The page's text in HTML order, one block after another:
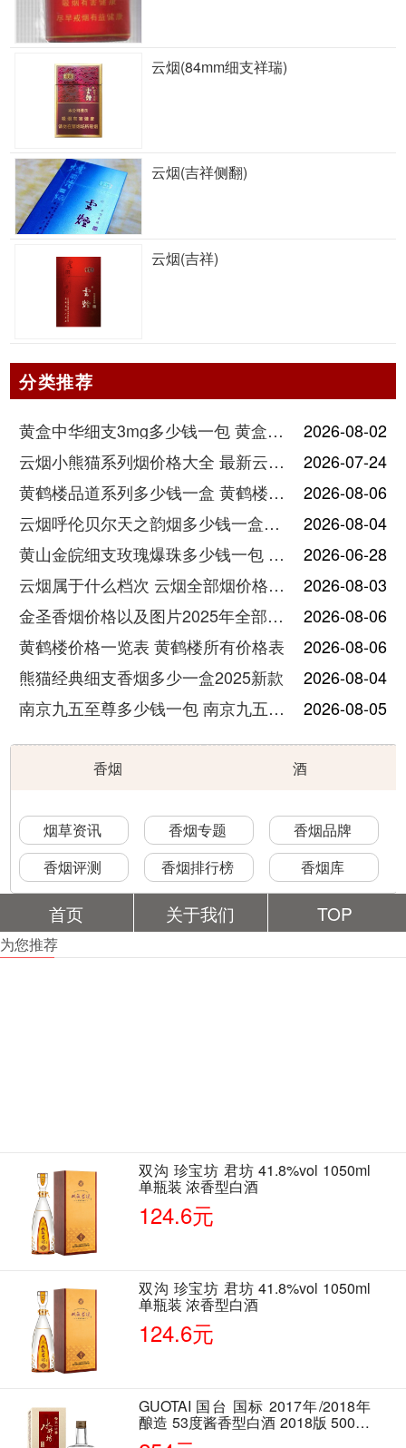
云烟(84mm细支祥瑞)
云烟(吉祥侧翻)
云烟(吉祥)
分类推荐
黄盒中华细支3mg多少钱一包 黄盒中华细支3mg香烟价格查询
2026-08-02
云烟小熊猫系列烟价格大全 最新云烟小熊猫图片报价
2026-07-24
黄鹤楼品道系列多少钱一盒 黄鹤楼品道系列香烟价格表图片
2026-08-06
云烟呼伦贝尔天之韵烟多少钱一盒中支价格
2026-08-04
黄山金皖细支玫瑰爆珠多少钱一包 黄山金皖细支玫瑰爆珠2025最新价格
2026-06-28
云烟属于什么档次 云烟全部烟价格表大全
2026-08-03
金圣香烟价格以及图片2025年全部价格
2026-08-06
黄鹤楼价格一览表 黄鹤楼所有价格表
2026-08-06
熊猫经典细支香烟多少一盒2025新款
2026-08-04
南京九五至尊多少钱一包 南京九五至尊价格及图片
2026-08-05
香烟 酒
烟草资讯 香烟专题
香烟品牌
香烟评测
香烟排行榜 香烟库
首页 关于我们 TOP
为您推荐
双沟 珍宝坊 君坊 41.8%vol 1050ml
单瓶装 浓香型白酒
124.6元
双沟 珍宝坊 君坊 41.8%vol 1050ml
单瓶装 浓香型白酒
124.6元
GUOTAI 国台 国标 2017年/2018年
酿造 53度酱香型白酒 2018版 500ml
单瓶装